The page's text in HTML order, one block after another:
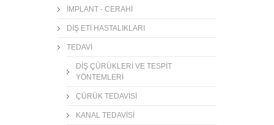
İMPLANT - CERAHİ
DİŞ ETİ HASTALIKLARI
TEDAVİ
DİŞ ÇÜRÜKLERİ VE TESPİT
YÖNTEMLERİ
ÇÜRÜK TEDAVİSİ
KANAL TEDAVİSİ